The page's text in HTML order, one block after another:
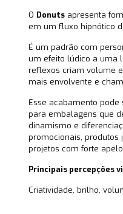
O Donutsapresenta
em um fluxo hipnótico
É um padrão com
um efeito lúdico a uma
reflexos criam volume
mais envolvente e
Esse acabamento
para embalagens que
dinamismo e
promocionais, produtos
projetos com forte
Principais percepções
Criatividade, brilho,